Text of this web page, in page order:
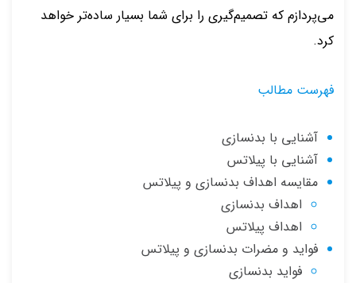
می‌پردازم که تصمیم‌گیری را برای شما بسیار ساده‌تر خواهد
کرد.
فهرست مطالب
آشنایی با بدنسازی
آشنایی با پیلاتس
مقایسه اهداف بدنسازی و پیلاتس
اهداف بدنسازی
اهداف پیلاتس
فواید و مضرات بدنسازی و پیلاتس
فواید بدنسازی